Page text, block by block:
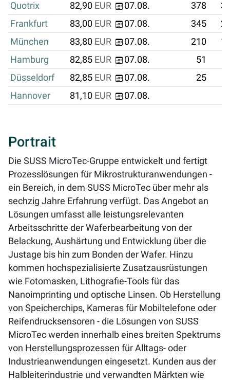
Quotrix
82,90 EUR 07.08. 378
Frankfurt
83,00 EUR 07.08. 345
München
83,80 EUR 07.08. 210
Hamburg
82,85 EUR 07.08. 51
Düsseldorf
82,85 EUR 07.08. 25
Hannover
81,10 EUR 07.08.
Portrait
Die SUSS MicroTec-Gruppe entwickelt und fertigt
Prozesslösungen für Mikrostrukturanwendungen -
ein Bereich, in dem SUSS MicroTec über mehr als
sechzig Jahre Erfahrung verfügt. Das Angebot an
Lösungen umfasst alle leistungsrelevanten
Arbeitsschritte der Waferbearbeitung von der
Belackung, Aushärtung und Entwicklung über die
Justage bis hin zum Bonden der Wafer. Hinzu
kommen hochspezialisierte Zusatzausrüstungen
wie Fotomasken, Lithografie-Tools für das
Nanoimprinting und optische Linsen. Ob Herstellung
von Speicherchips, Kameras für Mobiltelefone oder
Reifendrucksensoren - die Lösungen von SUSS
MicroTec werden innerhalb eines breiten Spektrums
von Herstellungsprozessen für Alltags- oder
Industrieanwendungen eingesetzt. Kunden aus der
Halbleiterindustrie und verwandten Märkten wie